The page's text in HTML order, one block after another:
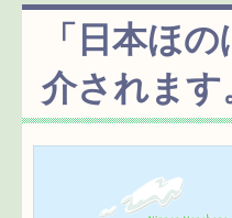
「日本ほ
介されます